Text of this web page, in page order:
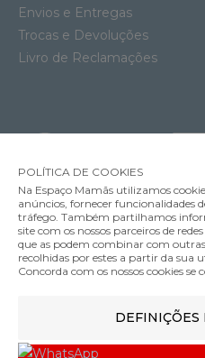
Cadeira Auto Maxi-Cosi Mica 360 Pro
Cor
Envios e Entregas
Trocas e Devoluções
Livro de Reclamações
MÉTODOS DE ENVIO
MÉTODOS DE PAGAMENTO
POLÍTICA DE COOKIES
Na Espaço Mamãs utilizamos
anúncios, fornecer funcionalidades
tráfego. Também partilhamos
site com os nossos parceiros de
que as podem combinar com
recolhidas por estes a partir da sua
Concorda com os nossos cookies
DEFINIÇÕES